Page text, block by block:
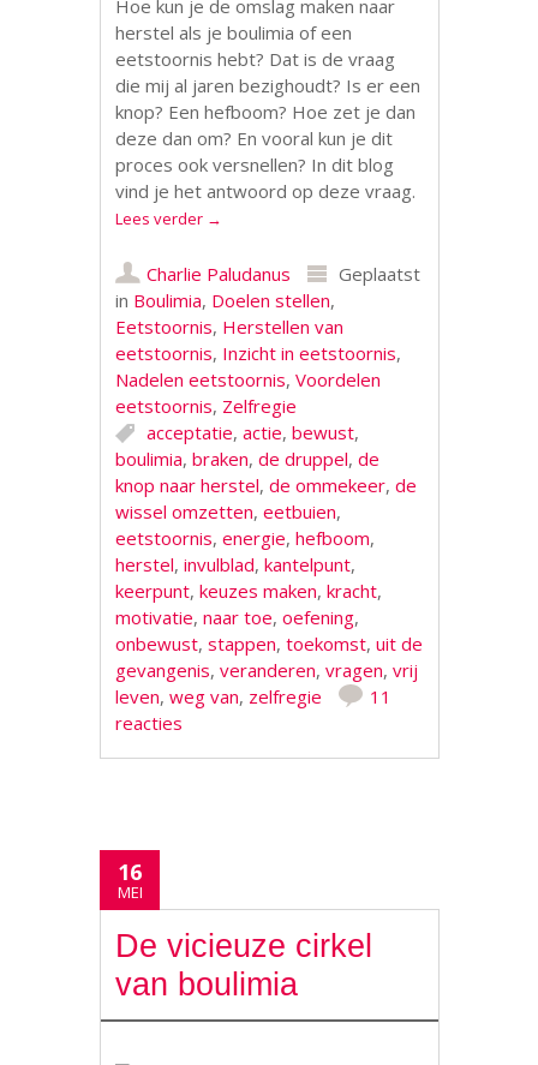
Hoe kun je de omslag maken naar
herstel als je boulimia of een
eetstoornis hebt? Dat is de vraag
die mij al jaren bezighoudt? Is er een
knop? Een hefboom? Hoe zet je dan
deze dan om? En vooral kun je dit
proces ook versnellen? In dit blog
vind je het antwoord op deze vraag.
Lees verder →
Charlie Paludanus
Geplaatst
in Boulimia, Doelen stellen,
Eetstoornis, Herstellen van
eetstoornis, Inzicht in eetstoornis,
Nadelen eetstoornis,Voordelen
eetstoornis, Zelfregie
acceptatie,actie,bewust,
boulimia,braken,de druppel,de
knop naar herstel,de ommekeer,de
wissel omzetten,eetbuien,
eetstoornis,energie,hefboom,
herstel,invulblad,kantelpunt,
keerpunt,keuzes maken,kracht,
motivatie,naar toe,oefening,
onbewust,stappen,toekomst,uit de
gevangenis,veranderen,vragen,vrij
leven,weg van, zelfregie
11
reacties
16
MEI
De vicieuze cirkel
van boulimia